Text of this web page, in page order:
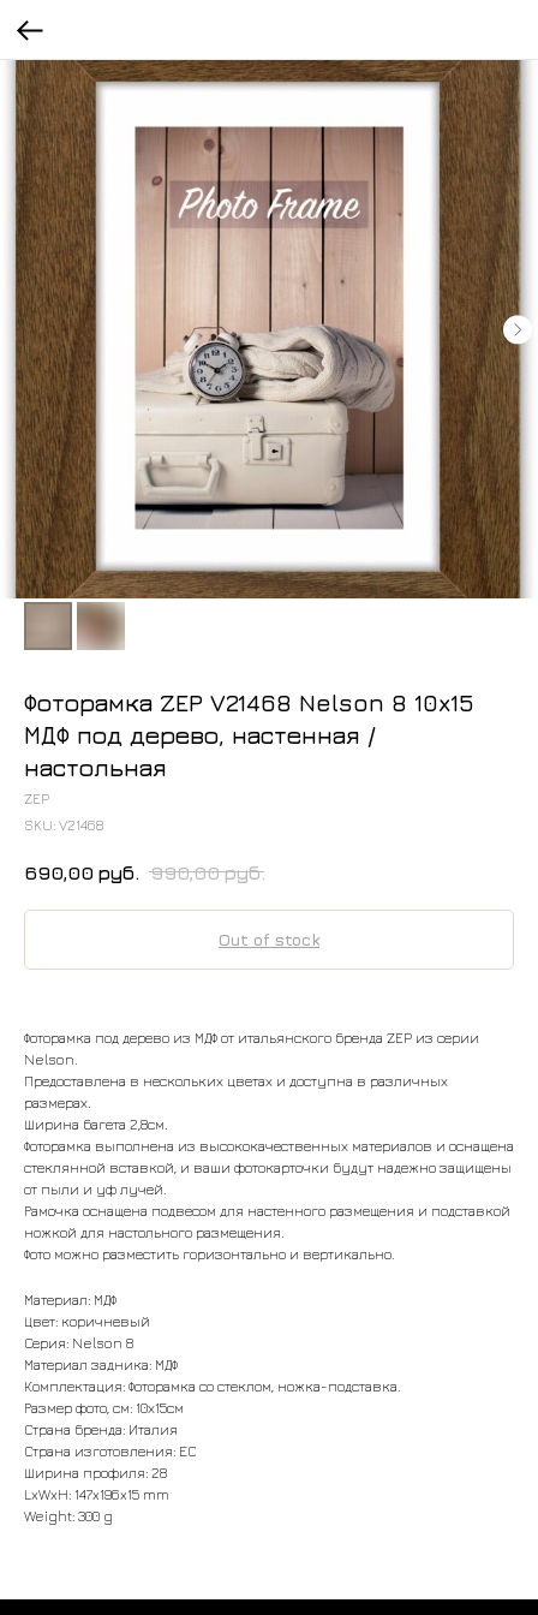
Фоторамка ZEP V21468 Nelson 8 10x15
МДФ под дерево, настенная /
настольная
ZEP
SKU: V21468
690,00 руб. 990,00 руб.
Out of stock
Фоторамка под дерево из МДФ от итальянского бренда ZEP из серии
Nelson.
Предоставлена в нескольких цветах и доступна в различных
размерах.
Ширина багета 2,8см.
Фоторамка выполнена из высококачественных материалов и оснащена
стеклянной вставкой, и ваши фотокарточки будут надежно защищены
от пыли и уф лучей.
Рамочка оснащена подвесом для настенного размещения и подставкой
ножкой для настольного размещения.
Фото можно разместить горизонтально и вертикально.
Материал: МДФ
Цвет: коричневый
Серия: Nelson 8
Материал задника: МДФ
Комплектация: Фоторамка со стеклом, ножка-подставка.
Размер фото, см: 10х15см
Страна бренда: Италия
Страна изготовления: ЕС
Ширина профиля: 28
LxWxH: 147x196x15 mm
Weight: 300 g